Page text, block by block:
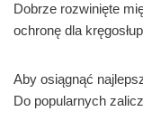
Dobrze rozwinięte
ochronę dla
Aby osiągnąć
Do popularnych